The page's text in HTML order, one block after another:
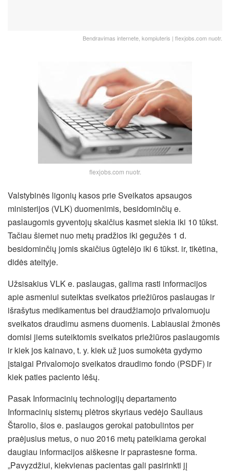
Bendravimas internete, kompiuteris | flexjobs.com nuotr.
flexjobs.com nuotr.
Valstybinės ligonių kasos prie Sveikatos apsaugos
ministerijos (VLK) duomenimis, besidominčių e.
paslaugomis gyventojų skaičius kasmet siekia iki 10 tūkst.
Tačiau šiemet nuo metų pradžios iki gegužės 1 d.
besidominčių jomis skaičius ūgtelėjo iki 6 tūkst. ir, tikėtina,
didės ateityje.
Užsisakius VLK e. paslaugas, galima rasti informacijos
apie asmeniui suteiktas sveikatos priežiūrospaslaugas ir
išrašytus medikamentus bei draudžiamojo privalomuoju
sveikatos draudimu asmens duomenis. Labiausiai žmonės
domisi jiems suteiktomis sveikatos priežiūros paslaugomis
ir kiek jos kainavo, t. y. kiek už juos sumokėta gydymo
įstaigai Privalomojo sveikatos draudimo fondo (PSDF) ir
kiek paties paciento lėšų.
Pasak Informacinių technologijų departamento
Informacinių sistemų plėtros skyriaus vedėjo Sauliaus
Štarolio, šios e. paslaugos gerokai patobulintos per
praėjusius metus, o nuo 2016 metų pateikiama gerokai
daugiau informacijos aiškesne ir paprastesne forma.
„Pavyzdžiui, kiekvienas pacientas gali pasirinkti jį